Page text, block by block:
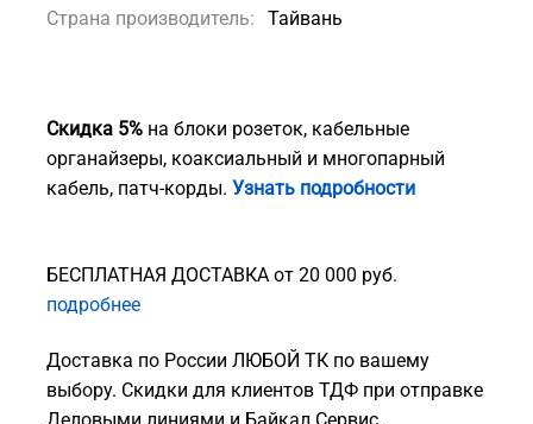
Страна производитель:
Тайвань
Скидка 5% на блоки розеток, кабельные
органайзеры, коаксиальный и многопарный
кабель, патч-корды. Узнать подробности
БЕСПЛАТНАЯ ДОСТАВКА от 20 000 руб.
подробнее
Доставка по России ЛЮБОЙ ТК по вашему
выбору. Скидки для клиентов ТДФ при отправке
Деловыми линиями и Байкал Сервис.